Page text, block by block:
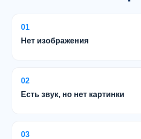
01
Нет изображения
02
Есть звук, но нет картинки
03